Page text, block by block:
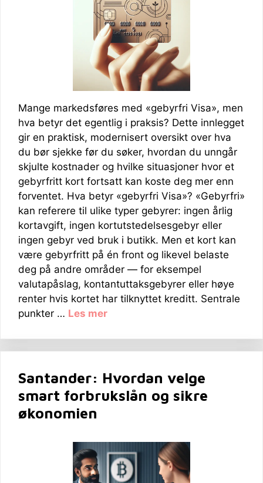
Mange markedsføres med «gebyrfri Visa», men
hva betyr det egentlig i praksis? Dette innlegget
gir en praktisk, modernisert oversikt over hva
du bør sjekke før du søker, hvordan du unngår
skjulte kostnader og hvilke situasjoner hvor et
gebyrfritt kort fortsatt kan koste deg mer enn
forventet. Hva betyr «gebyrfri Visa»? «Gebyrfri»
kan referere til ulike typer gebyrer: ingen årlig
kortavgift, ingen kortutstedelsesgebyr eller
ingen gebyr ved bruk i butikk. Men et kort kan
være gebyrfritt på én front og likevel belaste
deg på andre områder — for eksempel
valutapåslag, kontantuttaksgebyrer eller høye
renter hvis kortet har tilknyttet kreditt. Sentrale
punkter … Les mer
Santander: Hvordan velge
smart forbrukslån og sikre
økonomien